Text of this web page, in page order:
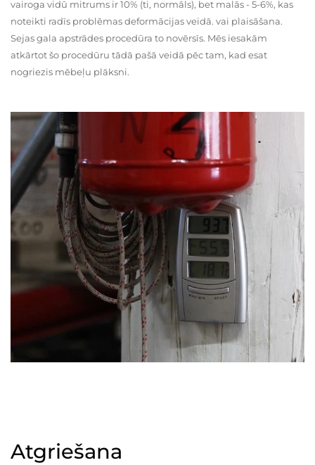
vairoga vidū mitrums ir 10% (ti, normāls), bet malās - 5-6%, kas
noteikti radīs problēmas deformācijas veidā. vai plaisāšana.
Sejas gala apstrādes procedūra to novērsīs. Mēs iesakām
atkārtot šo procedūru tādā pašā veidā pēc tam, kad esat
nogriezis mēbeļu plāksni.
Atgriešana